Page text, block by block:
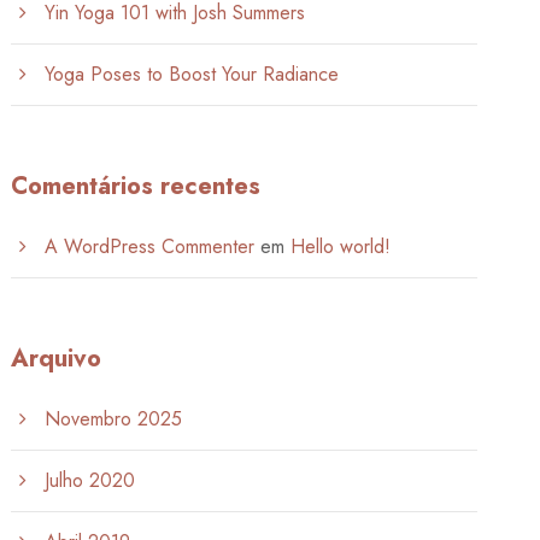
Yin Yoga 101 with Josh Summers
Yoga Poses to Boost Your Radiance
Comentários recentes
A WordPress Commenter em Hello world!
Arquivo
Novembro 2025
Julho 2020